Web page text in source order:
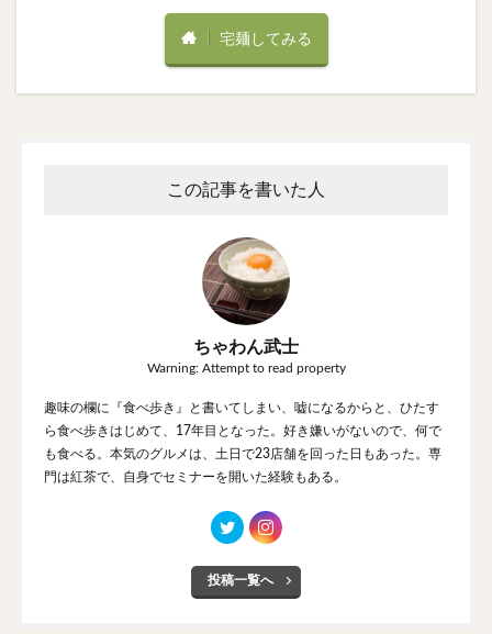
宅麺してみる
この記事を書いた人
ちゃわん武士
Warning: Attempt to read property
趣味の欄に『食べ歩き』と書いてしまい、嘘になるからと、ひたす
ら食べ歩きはじめて、17年目となった。好き嫌いがないので、何で
も食べる。本気のグルメは、土日で23店舗を回った日もあった。専
門は紅茶で、自身でセミナーを開いた経験もある。
投稿一覧へ